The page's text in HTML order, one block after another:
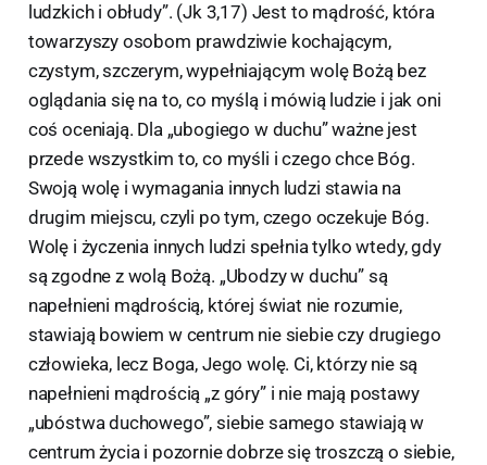
ludzkich i obłudy”. (Jk 3,17) Jest to mądrość, która
towarzyszy osobom prawdziwie kochającym,
czystym, szczerym, wypełniającym wolę Bożą bez
oglądania się na to, co myślą i mówią ludzie i jak oni
coś oceniają. Dla „ubogiego w duchu” ważne jest
przede wszystkim to, co myśli i czego chce Bóg.
Swoją wolę i wymagania innych ludzi stawia na
drugim miejscu, czyli po tym, czego oczekuje Bóg.
Wolę i życzenia innych ludzi spełnia tylko wtedy, gdy
są zgodne z wolą Bożą. „Ubodzy w duchu” są
napełnieni mądrością, której świat nie rozumie,
stawiają bowiem w centrum nie siebie czy drugiego
człowieka, lecz Boga, Jego wolę. Ci, którzy nie są
napełnieni mądrością „z góry” i nie mają postawy
„ubóstwa duchowego”, siebie samego stawiają w
centrum życia i pozornie dobrze się troszczą o siebie,